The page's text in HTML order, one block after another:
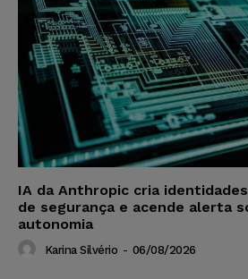
IA da Anthropic cria
de segurança e acende alerta
autonomia
Karina Silvério - 06/08/2026